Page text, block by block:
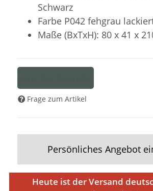
Schwarz
Farbe P042 fehgrau
Maße (BxTxH): 80 x 41 x
Frage zum Artikel
Persönliches Angebot
Heute ist der Versand